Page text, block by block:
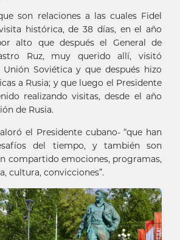
son relaciones a las cuales Fidel
histórica, de 38 días, en el año
alto que después el General de
Ruz, muy querido allí, visitó
Soviética y que después hizo
a Rusia; y que luego el Presidente
realizando visitas, desde el año
de Rusia.
el Presidente cubano- “que han
del tiempo, y también son
compartido emociones, programas,
cultura, convicciones”.